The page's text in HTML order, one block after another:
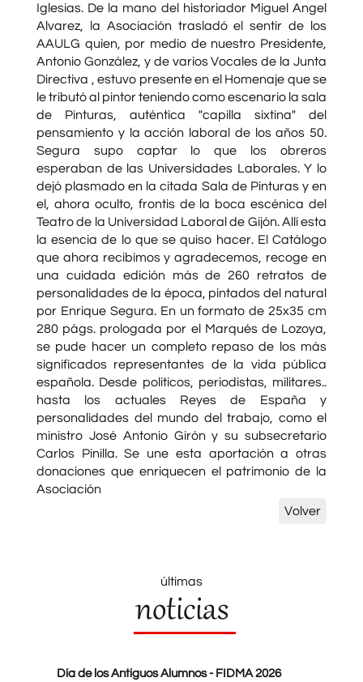
Iglesias. De la mano del historiador Miguel Angel
Alvarez, la Asociación trasladó el sentir de los
AAULG quien, por medio de nuestro Presidente,
Antonio González, y de varios Vocales de la Junta
Directiva , estuvo presente en el Homenaje que se
le tributó al pintor teniendo como escenario la sala
de Pinturas, auténtica "capilla sixtina" del
pensamiento y la acción laboral de los años 50.
Segura supo captar lo que los obreros
esperaban de las Universidades Laborales. Y lo
dejó plasmado en la citada Sala de Pinturas y en
el, ahora oculto, frontis de la boca escénica del
Teatro de la Universidad Laboral de Gijón. Allí esta
la esencia de lo que se quiso hacer. El Catálogo
que ahora recibimos y agradecemos, recoge en
una cuidada edición más de 260 retratos de
personalidades de la época, pintados del natural
por Enrique Segura. En un formato de 25x35 cm
280 págs. prologada por el Marqués de Lozoya,
se pude hacer un completo repaso de los más
significados representantes de la vida pública
española. Desde políticos, periodistas, militares..
hasta los actuales Reyes de España y
personalidades del mundo del trabajo, como el
ministro José Antonio Girón y su subsecretario
Carlos Pinilla. Se une esta aportación a otras
donaciones que enriquecen el patrimonio de la
Asociación
Volver
últimas
noticias
Día de los Antiguos Alumnos - FIDMA 2026